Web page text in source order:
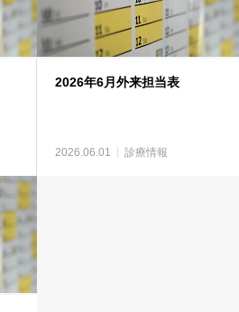
2026年6月外来担当表
2026.06.01 診療情報